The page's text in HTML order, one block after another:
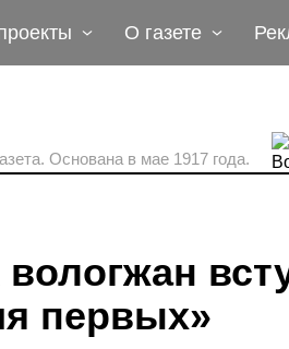
О газете
Основана в мае 1917 года.
первых»